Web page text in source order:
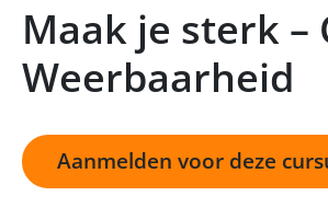
Maak je sterk –
Weerbaarheid
Aanmelden voor deze